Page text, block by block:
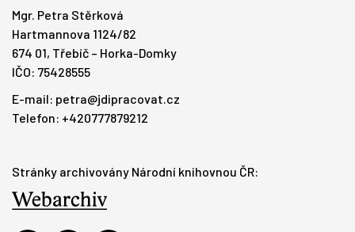
Mgr. Petra Stěrková
Hartmannova 1124/82
674 01, Třebíč – Horka-Domky
IČO: 75428555
E-mail: petra@jdipracovat.cz
Telefon: +420777879212
Stránky archivovány Národní knihovnou ČR: